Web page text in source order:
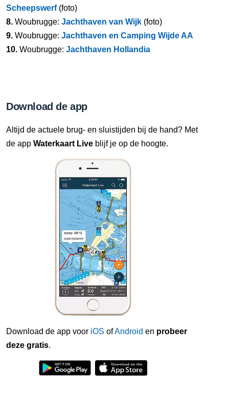
Scheepswerf(foto)
8. Woubrugge: Jachthaven van Wijk (foto)
9. Woubrugge: Jachthaven en Camping Wijde AA
10. Woubrugge: Jachthaven Hollandia
Download de app
Altijd de actuele brug- en sluistijden bij de hand? Met
de app Waterkaart Live blijf je op de hoogte.
Download de app voor iOS ofAndroid en probeer
deze gratis.